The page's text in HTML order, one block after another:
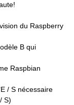
du Raspberry
B qui
Raspbian
/ S nécessaire
S)